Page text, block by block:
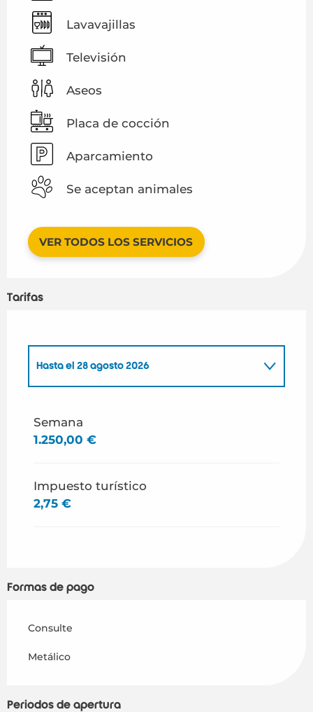
Lavavajillas
Televisión
Aseos
Placa de cocción
Aparcamiento
Se aceptan animales
VER TODOS LOS SERVICIOS
Tarifas
Hasta el 28 agosto 2026
Desde29 agosto 2026
Semana
1.250,00 €
Impuesto turístico
2,75 €
Formas de pago
Consulte
Metálico
Periodos de apertura